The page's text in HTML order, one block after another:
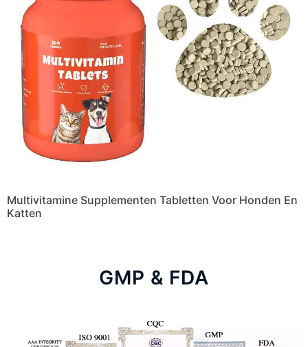
Multivitamine Supplementen Tabletten Voor Honden En
Katten
GMP & FDA